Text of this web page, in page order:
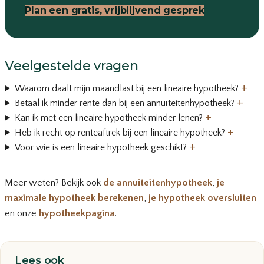
Plan een gratis, vrijblijvend gesprek
Veelgestelde vragen
Waarom daalt mijn maandlast bij een lineaire hypotheek? +
Betaal ik minder rente dan bij een annuïteitenhypotheek? +
Kan ik met een lineaire hypotheek minder lenen? +
Heb ik recht op renteaftrek bij een lineaire hypotheek? +
Voor wie is een lineaire hypotheek geschikt? +
Meer weten? Bekijk ook de annuïteitenhypotheek, je
maximale hypotheek berekenen, je hypotheek oversluiten
en onze hypotheekpagina.
Lees ook